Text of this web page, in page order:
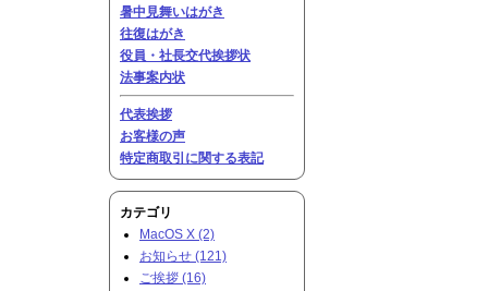
暑中見舞いはがき
往復はがき
役員・社長交代挨拶状
法事案内状
代表挨拶
お客様の声
特定商取引に関する表記
カテゴリ
MacOS X (2)
お知らせ (121)
ご挨拶 (16)